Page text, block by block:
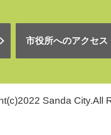
市役所へのアクセス
Sanda City.All